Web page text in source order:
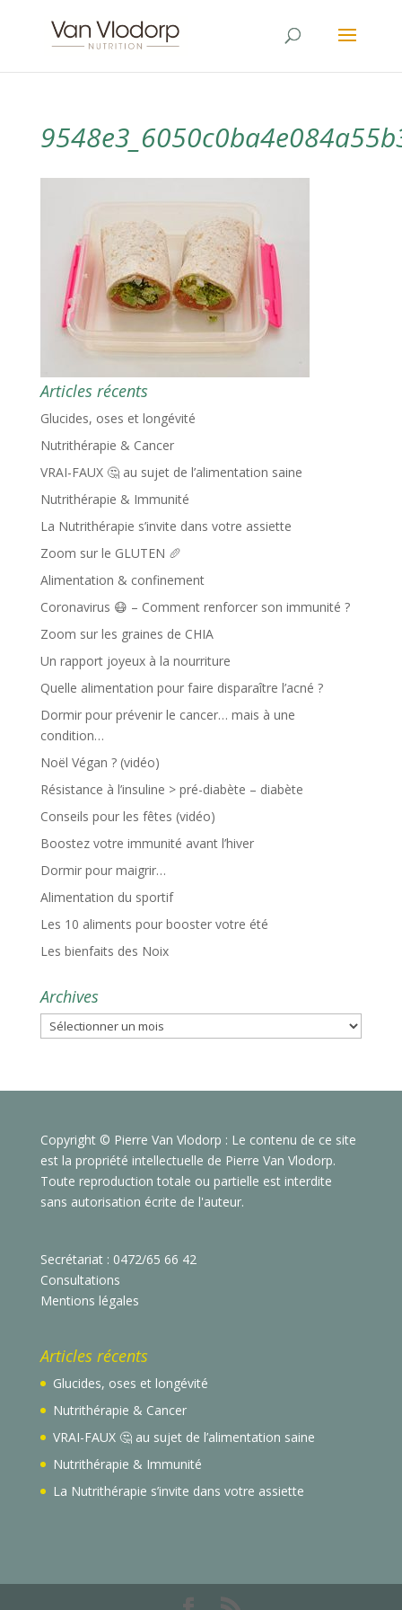
Articles récents
Glucides, oses et longévité
Nutrithérapie & Cancer
VRAI-FAUX 🤔 au sujet de l’alimentation saine
Nutrithérapie & Immunité
La Nutrithérapie s’invite dans votre assiette
Zoom sur le GLUTEN 🥖
Alimentation & confinement
Coronavirus 😷 – Comment renforcer son immunité ?
Zoom sur les graines de CHIA
Un rapport joyeux à la nourriture
Quelle alimentation pour faire disparaître l’acné ?
Dormir pour prévenir le cancer… mais à une
condition…
Noël Végan ? (vidéo)
Résistance à l’insuline > pré-diabète – diabète
Conseils pour les fêtes (vidéo)
Boostez votre immunité avant l’hiver
Dormir pour maigrir…
Alimentation du sportif
Les 10 aliments pour booster votre été
Les bienfaits des Noix
Archives
Archives
Copyright © Pierre Van Vlodorp : Le contenu de ce site
est la propriété intellectuelle de Pierre Van Vlodorp.
Toute reproduction totale ou partielle est interdite
sans autorisation écrite de l'auteur.
Secrétariat : 0472/65 66 42
Consultations
Mentions légales
Articles récents
Glucides, oses et longévité
Nutrithérapie & Cancer
VRAI-FAUX 🤔 au sujet de l’alimentation saine
Nutrithérapie & Immunité
La Nutrithérapie s’invite dans votre assiette